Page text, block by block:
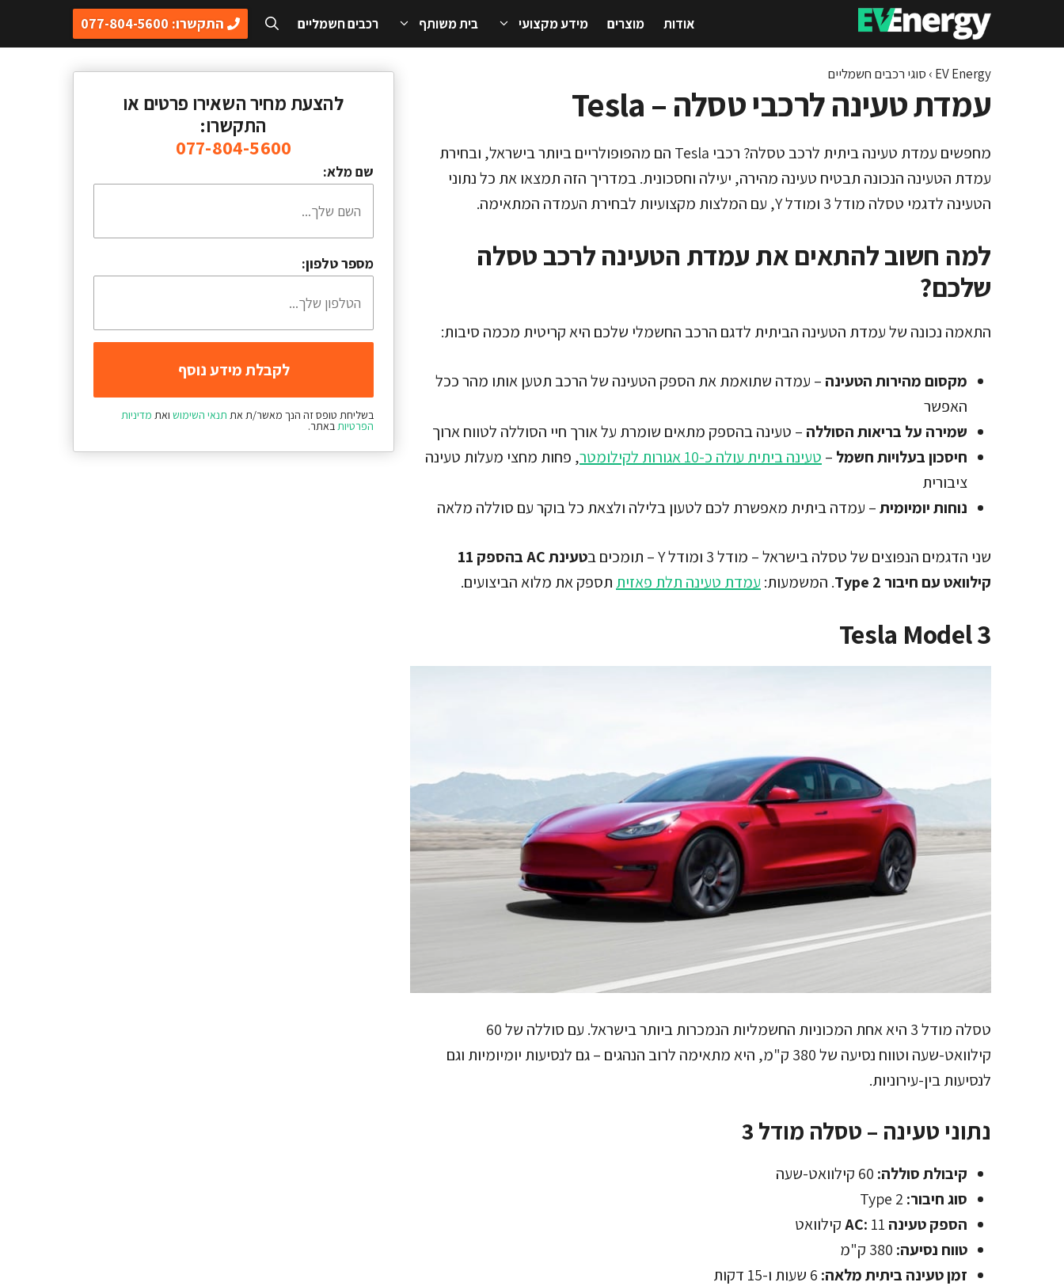
אודות מוצרים מידע מקצועי בית משותף רכבים חשמליים התקשרו: 077-804-5600
EV Energy
› סוגי רכבים חשמליים
עמדת טעינה לרכבי טסלה – Tesla
מחפשים עמדת טעינה ביתית לרכב טסלה? רכבי Tesla הם מהפופולריים ביותר בישראל, ובחירת
עמדת הטעינה הנכונה תבטיח טעינה מהירה, יעילה וחסכונית. במדריך הזה תמצאו את כל נתוני
הטעינה לדגמי טסלה מודל 3 ומודל Y, עם המלצות מקצועיות לבחירת העמדה המתאימה.
למה חשוב להתאים את עמדת הטעינה לרכב טסלה
שלכם?
התאמה נכונה של עמדת הטעינה הביתית לדגם הרכב החשמלי שלכם היא קריטית מכמה סיבות:
מקסום מהירות הטעינה – עמדה שתואמת את הספק הטעינה של הרכב תטען אותו מהר ככל
האפשר
שמירה על בריאות הסוללה – טעינה בהספק מתאים שומרת על אורך חיי הסוללה לטווח ארוך
חיסכון בעלויות חשמל – טעינה ביתית עולה כ-10 אגורות לקילומטר
, פחות מחצי מעלות טעינה
ציבורית
נוחות יומיומית– עמדה ביתית מאפשרת לכם לטעון בלילה ולצאת כל בוקר עם סוללה מלאה
שני הדגמים הנפוצים של טסלה בישראל – מודל 3 ומודל Y – תומכים ב
טעינת AC בהספק 11
קילוואט עם חיבור Type 2
. המשמעות: עמדת טעינה תלת פאזית תספק את מלוא הביצועים.
Tesla Model 3
טסלה מודל 3 היא אחת המכוניות החשמליות הנמכרות ביותר בישראל. עם סוללה של 60
קילוואט-שעה וטווח נסיעה של 380 ק"מ, היא מתאימה לרוב הנהגים – גם לנסיעות יומיומיות וגם
לנסיעות בין-עירוניות.
נתוני טעינה – טסלה מודל 3
קיבולת סוללה:
סוג חיבור:
הספק טעינה AC: 11 קילוואט
טווח נסיעה:
זמן טעינה ביתית מלאה:
להצעת מחיר השאירו פרטים או
התקשרו:
077-804-5600
שם מלא:
מספר טלפון:
בשליחת טופס זה הנך מאשר/ת את תנאי השימוש ואת מדיניות
הפרטיותבאתר.